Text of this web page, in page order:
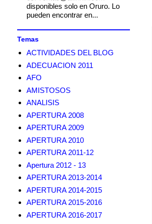
disponibles solo en Oruro. Lo
pueden encontrar en...
Temas
ACTIVIDADES DEL BLOG
ADECUACION 2011
AFO
AMISTOSOS
ANALISIS
APERTURA 2008
APERTURA 2009
APERTURA 2010
APERTURA 2011-12
Apertura 2012 - 13
APERTURA 2013-2014
APERTURA 2014-2015
APERTURA 2015-2016
APERTURA 2016-2017